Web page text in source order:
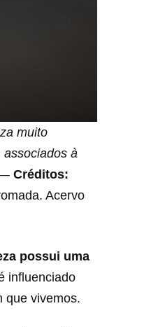
muito
à
Créditos:
Acervo
possui uma
influenciado
que vivemos.